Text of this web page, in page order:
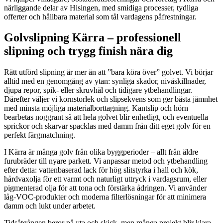
närliggande delar av Hisingen, med smidiga processer, tydliga
offerter och hållbara material som tål vardagens påfrestningar.
Golvslipning Kärra – professionell
slipning och trygg finish nära dig
Rätt utförd slipning är mer än att ”bara köra över” golvet. Vi börjar
alltid med en genomgång av ytan: synliga skador, nivåskillnader,
djupa repor, spik- eller skruvhål och tidigare ytbehandlingar.
Därefter väljer vi kornstorlek och slipsekvens som ger bästa jämnhet
med minsta möjliga materialborttagning. Kantslip och hörn
bearbetas noggrant så att hela golvet blir enhetligt, och eventuella
sprickor och skarvar spacklas med damm från ditt eget golv för en
perfekt färgmatchning.
I Kärra är många golv från olika byggperioder – allt från äldre
furubräder till nyare parkett. Vi anpassar metod och ytbehandling
efter detta: vattenbaserad lack för hög slitstyrka i hall och kök,
hårdvaxolja för ett varmt och naturligt uttryck i vardagsrum, eller
pigmenterad olja för att tona och förstärka ådringen. Vi använder
låg-VOC-produkter och moderna filterlösningar för att minimera
damm och lukt under arbetet.